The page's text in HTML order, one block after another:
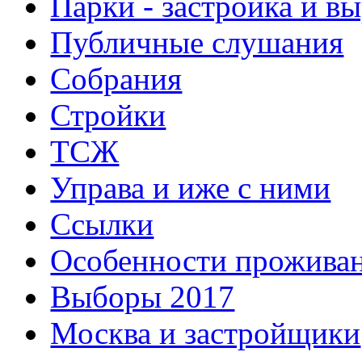
Публичные слушания
Собрания
Стройки
ТСЖ
Управа и иже с ними
Ссылки
Особенности
Выборы 2017
Москва и застройщики